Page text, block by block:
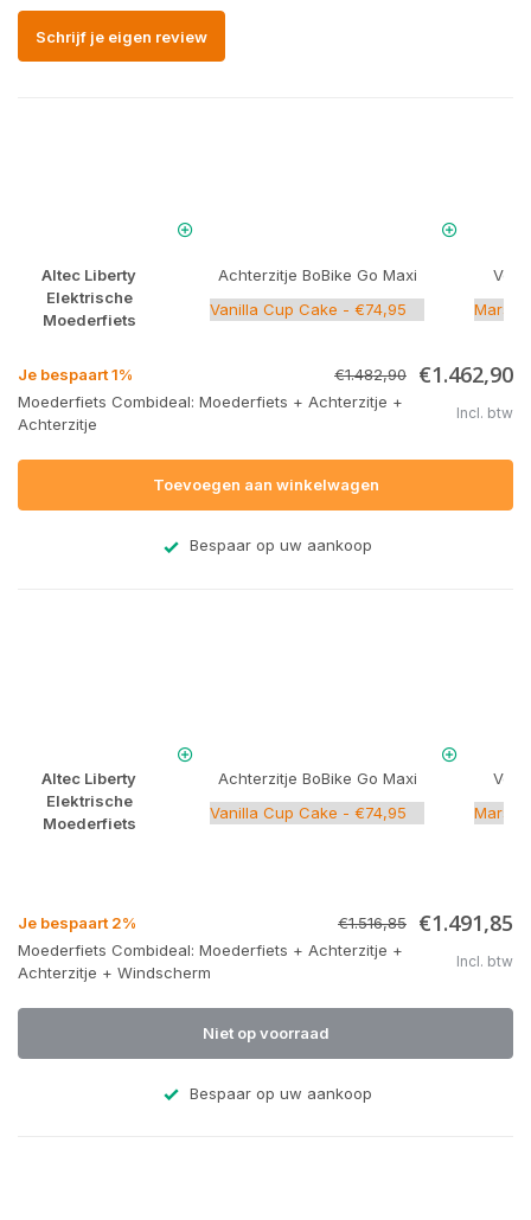
Schrijf je eigen review
Altec Liberty
Elektrische
Moederfiets
Achterzitje BoBike Go Maxi
Je bespaart 1% €1.482,90 €1.462,90
Moederfiets Combideal: Moederfiets + Achterzitje +
Achterzitje
Incl. btw
Toevoegen aan winkelwagen
Bespaar op uw aankoop
Altec Liberty
Elektrische
Moederfiets
Achterzitje BoBike Go Maxi
Je bespaart 2% €1.516,85 €1.491,85
Moederfiets Combideal: Moederfiets + Achterzitje +
Achterzitje + Windscherm
Incl. btw
Niet op voorraad
Bespaar op uw aankoop